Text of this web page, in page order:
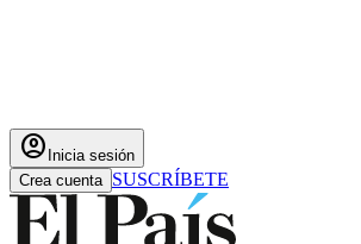
account_circle Inicia sesión
Crea cuenta SUSCRÍBETE